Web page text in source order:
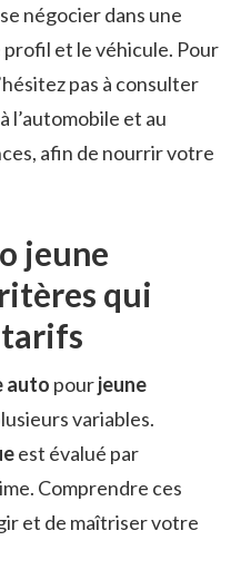
négocier dans une
et le véhicule. Pour
pas à consulter
l’automobile et au
afin de nourrir votre
jeune
qui
auto pourjeune
variables.
est évalué par
Comprendre ces
et de maîtriser votre